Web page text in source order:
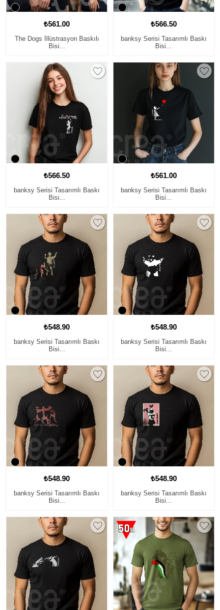
₺561.00
The Dogs İllüstrasyon Baskılı
Bisi...
₺566.50
banksy Serisi Tasarımlı Baskı
Bisi...
₺566.50
banksy Serisi Tasarımlı Baskı
Bisi...
₺561.00
banksy Serisi Tasarımlı Baskı
Bisi...
₺548.90
banksy Serisi Tasarımlı Baskı
Bisi...
₺548.90
banksy Serisi Tasarımlı Baskı
Bisi...
₺548.90
banksy Serisi Tasarımlı Baskı
Bisi...
₺548.90
banksy Serisi Tasarımlı Baskı
Bisi...